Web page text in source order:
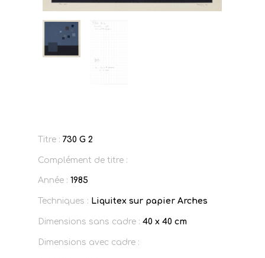
Titre : 730 G 2
Complément de titre :
Année : 1985
Techniques : Liquitex sur papier Arches
Dimensions sans cadre : 40 x 40 cm
Dimensions avec cadre :